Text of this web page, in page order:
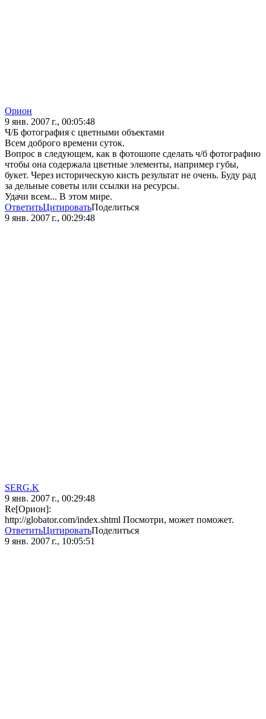
Орион
9 янв. 2007 г., 00:05:48
Ч/Б фотография с цветными объектами
Всем доброго времени суток.
Вопрос в следующем, как в фотошопе сделать ч/б фотографию
чтобы она содержала цветные элементы, например губы,
букет. Через историческую кисть результат не очень. Буду рад
за дельные советы или ссылки на ресурсы.
Удачи всем... В этом мире.
ОтветитьЦитироватьПоделиться
9 янв. 2007 г., 00:29:48
SERG.K
9 янв. 2007 г., 00:29:48
Re[Орион]:
http://globator.com/index.shtml Посмотри, может поможет.
ОтветитьЦитироватьПоделиться
9 янв. 2007 г., 10:05:51